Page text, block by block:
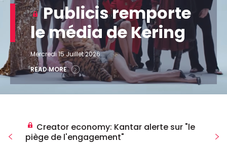
Publicis remporte
le média de Kering
Mercredi 15 Juillet 2026
READ MORE
Creator economy: Kantar alerte sur "le
piège de l'engagement"